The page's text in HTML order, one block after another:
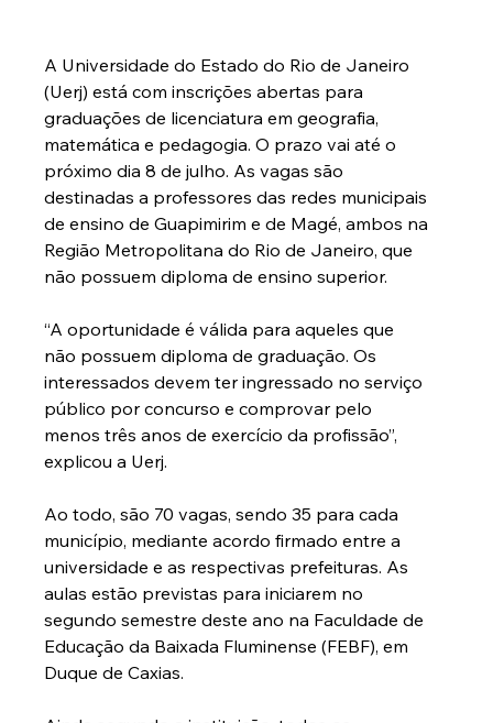
A Universidade do Estado do Rio de Janeiro
(Uerj) está com inscrições abertas para
graduações de licenciatura em geografia,
matemática e pedagogia. O prazo vai até o
próximo dia 8 de julho. As vagas são
destinadas a professores das redes municipais
de ensino de Guapimirim e de Magé, ambos na
Região Metropolitana do Rio de Janeiro, que
não possuem diploma de ensino superior.
“A oportunidade é válida para aqueles que
não possuem diploma de graduação. Os
interessados devem ter ingressado no serviço
público por concurso e comprovar pelo
menos três anos de exercício da profissão”,
explicou a Uerj.
Ao todo, são 70 vagas, sendo 35 para cada
município, mediante acordo firmado entre a
universidade e as respectivas prefeituras. As
aulas estão previstas para iniciarem no
segundo semestre deste ano na Faculdade de
Educação da Baixada Fluminense (FEBF), em
Duque de Caxias.